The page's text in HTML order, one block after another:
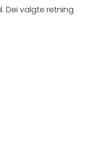
Dei valgte retning